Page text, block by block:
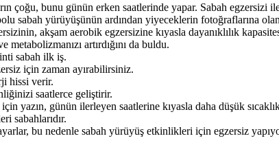
çoğu, bunu günün erken saatlerinde yapar. Sabah egzersizi
sabah yürüyüşünün ardından yiyeceklerin fotoğraflarına
akşam aerobik egzersizine kıyasla dayanıklılık
metabolizmanızı artırdığını da buldu.
sabah ilk iş.
için zaman ayırabilirsiniz.
hissi verir.
saatlerce geliştirir.
yazın, günün ilerleyen saatlerine kıyasla daha düşük
sabahlarıdır.
bu nedenle sabah yürüyüş etkinlikleri için egzersiz